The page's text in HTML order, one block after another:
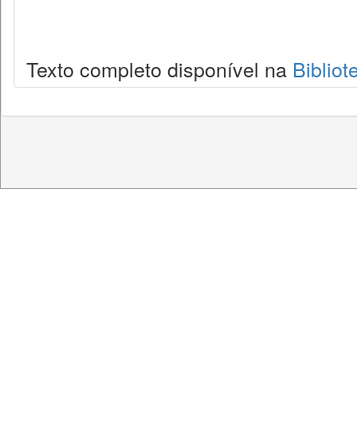
Texto completo disponível na